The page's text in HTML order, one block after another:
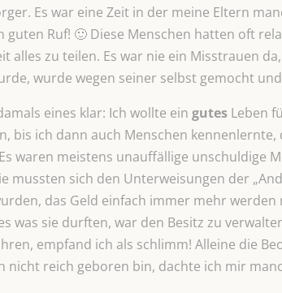
Es war eine Zeit in der meine Eltern
guten Ruf! 🙂 Diese Menschen hatten oft
alles zu teilen. Es war nie ein Misstrauen
wurde wegen seiner selbst gemocht
eines klar: Ich wollte ein gutesLeben
bis ich dann auch Menschen
waren meistens unauffällige unschuldige
mussten sich den Unterweisungen der
das Geld einfach immer mehr
was sie durften, war den Besitz zu
empfand ich als schlimm! Alleine die
nicht reich geboren bin, dachte ich mir